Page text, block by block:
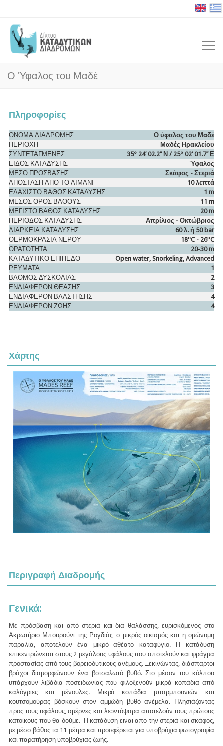
Ο Ύφαλος του Μαδέ
Πληροφορίες
ΟΝΟΜΑ ΔΙΑΔΡΟΜΗΣ
Ο ύφαλος του Μαδέ
ΠΕΡΙΟΧΗ
Μαδές Ηρακλείου
ΣΥΝΤΕΤΑΓΜΕΝΕΣ
35° 24’ 02.2’’ Ν / 25° 02’ 01.7’’ Ε
ΕΙΔΟΣ ΚΑΤΑΔΥΣΗΣ
Ύφαλος
ΜΕΣΟ ΠΡΟΣΒΑΣΗΣ
Σκάφος - Στεριά
ΑΠΟΣΤΑΣΗ ΑΠΟ ΤΟ ΛΙΜΑΝΙ
10 λεπτά
ΕΛΑΧΙΣΤΟ ΒΑΘΟΣ ΚΑΤΑΔΥΣΗΣ
1 m
ΜΕΣΟΣ ΟΡΟΣ ΒΑΘΟΥΣ
11 m
ΜΕΓΙΣΤΟ ΒΑΘΟΣ ΚΑΤΑΔΥΣΗΣ
20 m
ΠΕΡΙΟΔΟΣ ΚΑΤΑΔΥΣΗΣ
Απρίλιος - Οκτώβριος
ΔΙΑΡΚΕΙΑ ΚΑΤΑΔΥΣΗΣ
60 λ. ή 50 bar
ΘΕΡΜΟΚΡΑΣΙΑ ΝΕΡΟΥ
18οC - 26οC
ΟΡΑΤΟΤΗΤΑ
20-30 m
ΚΑΤΑΔΥΤΙΚΟ ΕΠΙΠΕΔΟ
Open water, Snorkeling, Advanced
ΡΕΥΜΑΤΑ
1
ΒΑΘΜΟΣ ΔΥΣΚΟΛΙΑΣ
2
ΕΝΔΙΑΦΕΡΟΝ ΘΕΑΣΗΣ
3
ΕΝΔΙΑΦΕΡΟΝ ΒΛΑΣΤΗΣΗΣ
4
ΕΝΔΙΑΦΕΡΟΝ ΖΩΗΣ
4
Χάρτης
Περιγραφή Διαδρομής
Γενικά:
Με πρόσβαση και από στεριά και δια θαλάσσης, ευρισκόμενος στο
Ακρωτήριο Μπουρούνι της Ρογδιάς, ο μικρός οικισμός και η ομώνυμη
παραλία, αποτελούν ένα μικρό αθέατο καταφύγιο. Η κατάδυση
επικεντρώνεται στους 2 μεγάλους υφάλους που αποτελούν και φράγμα
προστασίας από τους βορειοδυτικούς ανέμους. Ξεκινώντας, διάσπαρτοι
βράχοι διαμορφώνουν ένα βοτσαλωτό βυθό. Στο μέσον του κόλπου
υπάρχουν λιβάδια ποσειδωνίας που φιλοξενούν μικρά κοπάδια από
καλόγριες και μένουλες. Μικρά κοπάδια μπαρμπουνιών και
κουτσομούρας βόσκουν στον αμμώδη βυθό ανέμελα. Πλησιάζοντας
προς τους υφάλους, σμέρνες και λεοντόψαρα αποτελούν τους πρώτους
κατοίκους που θα δούμε. Η κατάδυση ειναι απο την στεριά και σκάφος,
με μέσο βάθος τα 11 μέτρα και προσφέρεται για υποβρύχια φωτογραφία
και παρατήρηση υποβρύχιας ζωής.